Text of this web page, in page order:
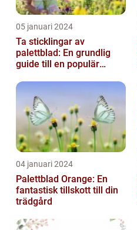
05 januari 2024
Ta sticklingar av
palettblad: En grundlig
guide till en populär
04 januari 2024
Palettblad Orange: En
fantastisk tillskott till din
trädgård